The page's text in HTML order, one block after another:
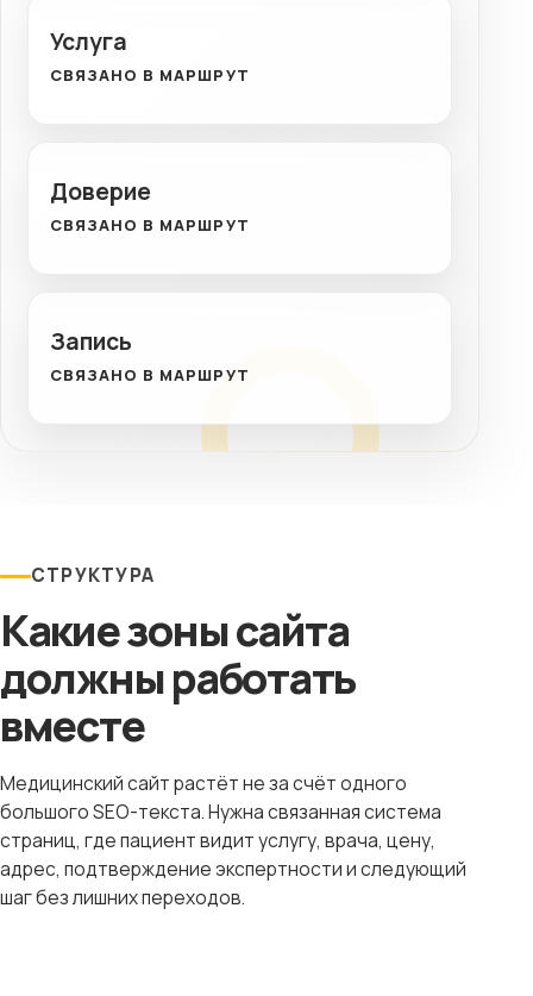
Услуга
СВЯЗАНО В МАРШРУТ
Доверие
СВЯЗАНО В МАРШРУТ
Запись
СВЯЗАНО В МАРШРУТ
СТРУКТУРА
Какие зоны сайта
должны работать
вместе
Медицинский сайт растёт не за счёт одного
большого SEO-текста. Нужна связанная система
страниц, где пациент видит услугу, врача, цену,
адрес, подтверждение экспертности и следующий
шаг без лишних переходов.